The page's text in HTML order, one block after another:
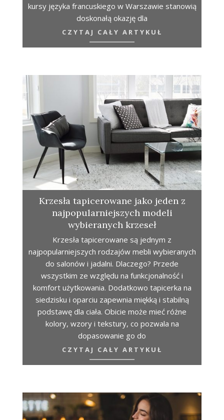
kursy języka francuskiego w Warszawie stanowią
doskonałą okazję dla
CZYTAJ CAŁY ARTYKUŁ
Krzesła tapicerowane jako jeden z
najpopularniejszych modeli
wybieranych krzeseł
Krzesła tapicerowane są jednym z
najpopularniejszych rodzajów mebli wybieranych
do salonów i jadalni. Dlaczego? Przede
wszystkim ze względu na funkcjonalność i
komfort użytkowania. Dodatkowo tapicerka na
siedzisku i oparciu zapewnia miękką i stabilną
podstawę dla ciała. Obicie może mieć różne
kolory, wzory i tekstury, co pozwala na
dopasowanie go do
CZYTAJ CAŁY ARTYKUŁ